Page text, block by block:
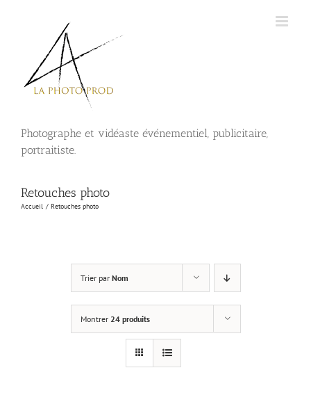
Photographe et vidéaste événementiel, publicitaire,
portraitiste.
Retouches photo
Accueil Retouches photo
Trier par Nom
Montrer 24 produits